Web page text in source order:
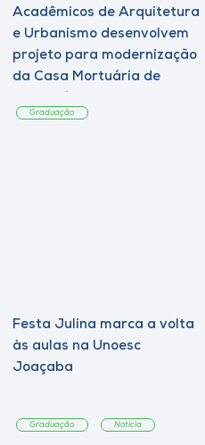
Acadêmicos de Arquitetura
e Urbanismo desenvolvem
projeto para modernização
da Casa Mortuária de
Graduação
Festa Julina marca a volta
às aulas na Unoesc
Joaçaba
Graduação Notícia